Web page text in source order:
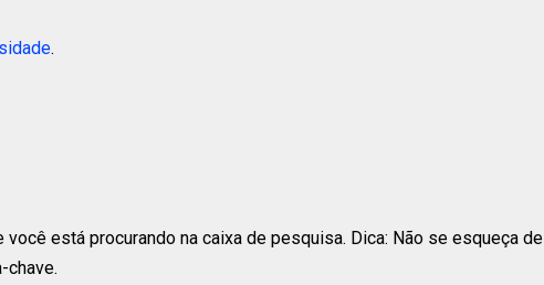
.
você está procurando na caixa de pesquisa. Dica: Não se esqueça de
chave.